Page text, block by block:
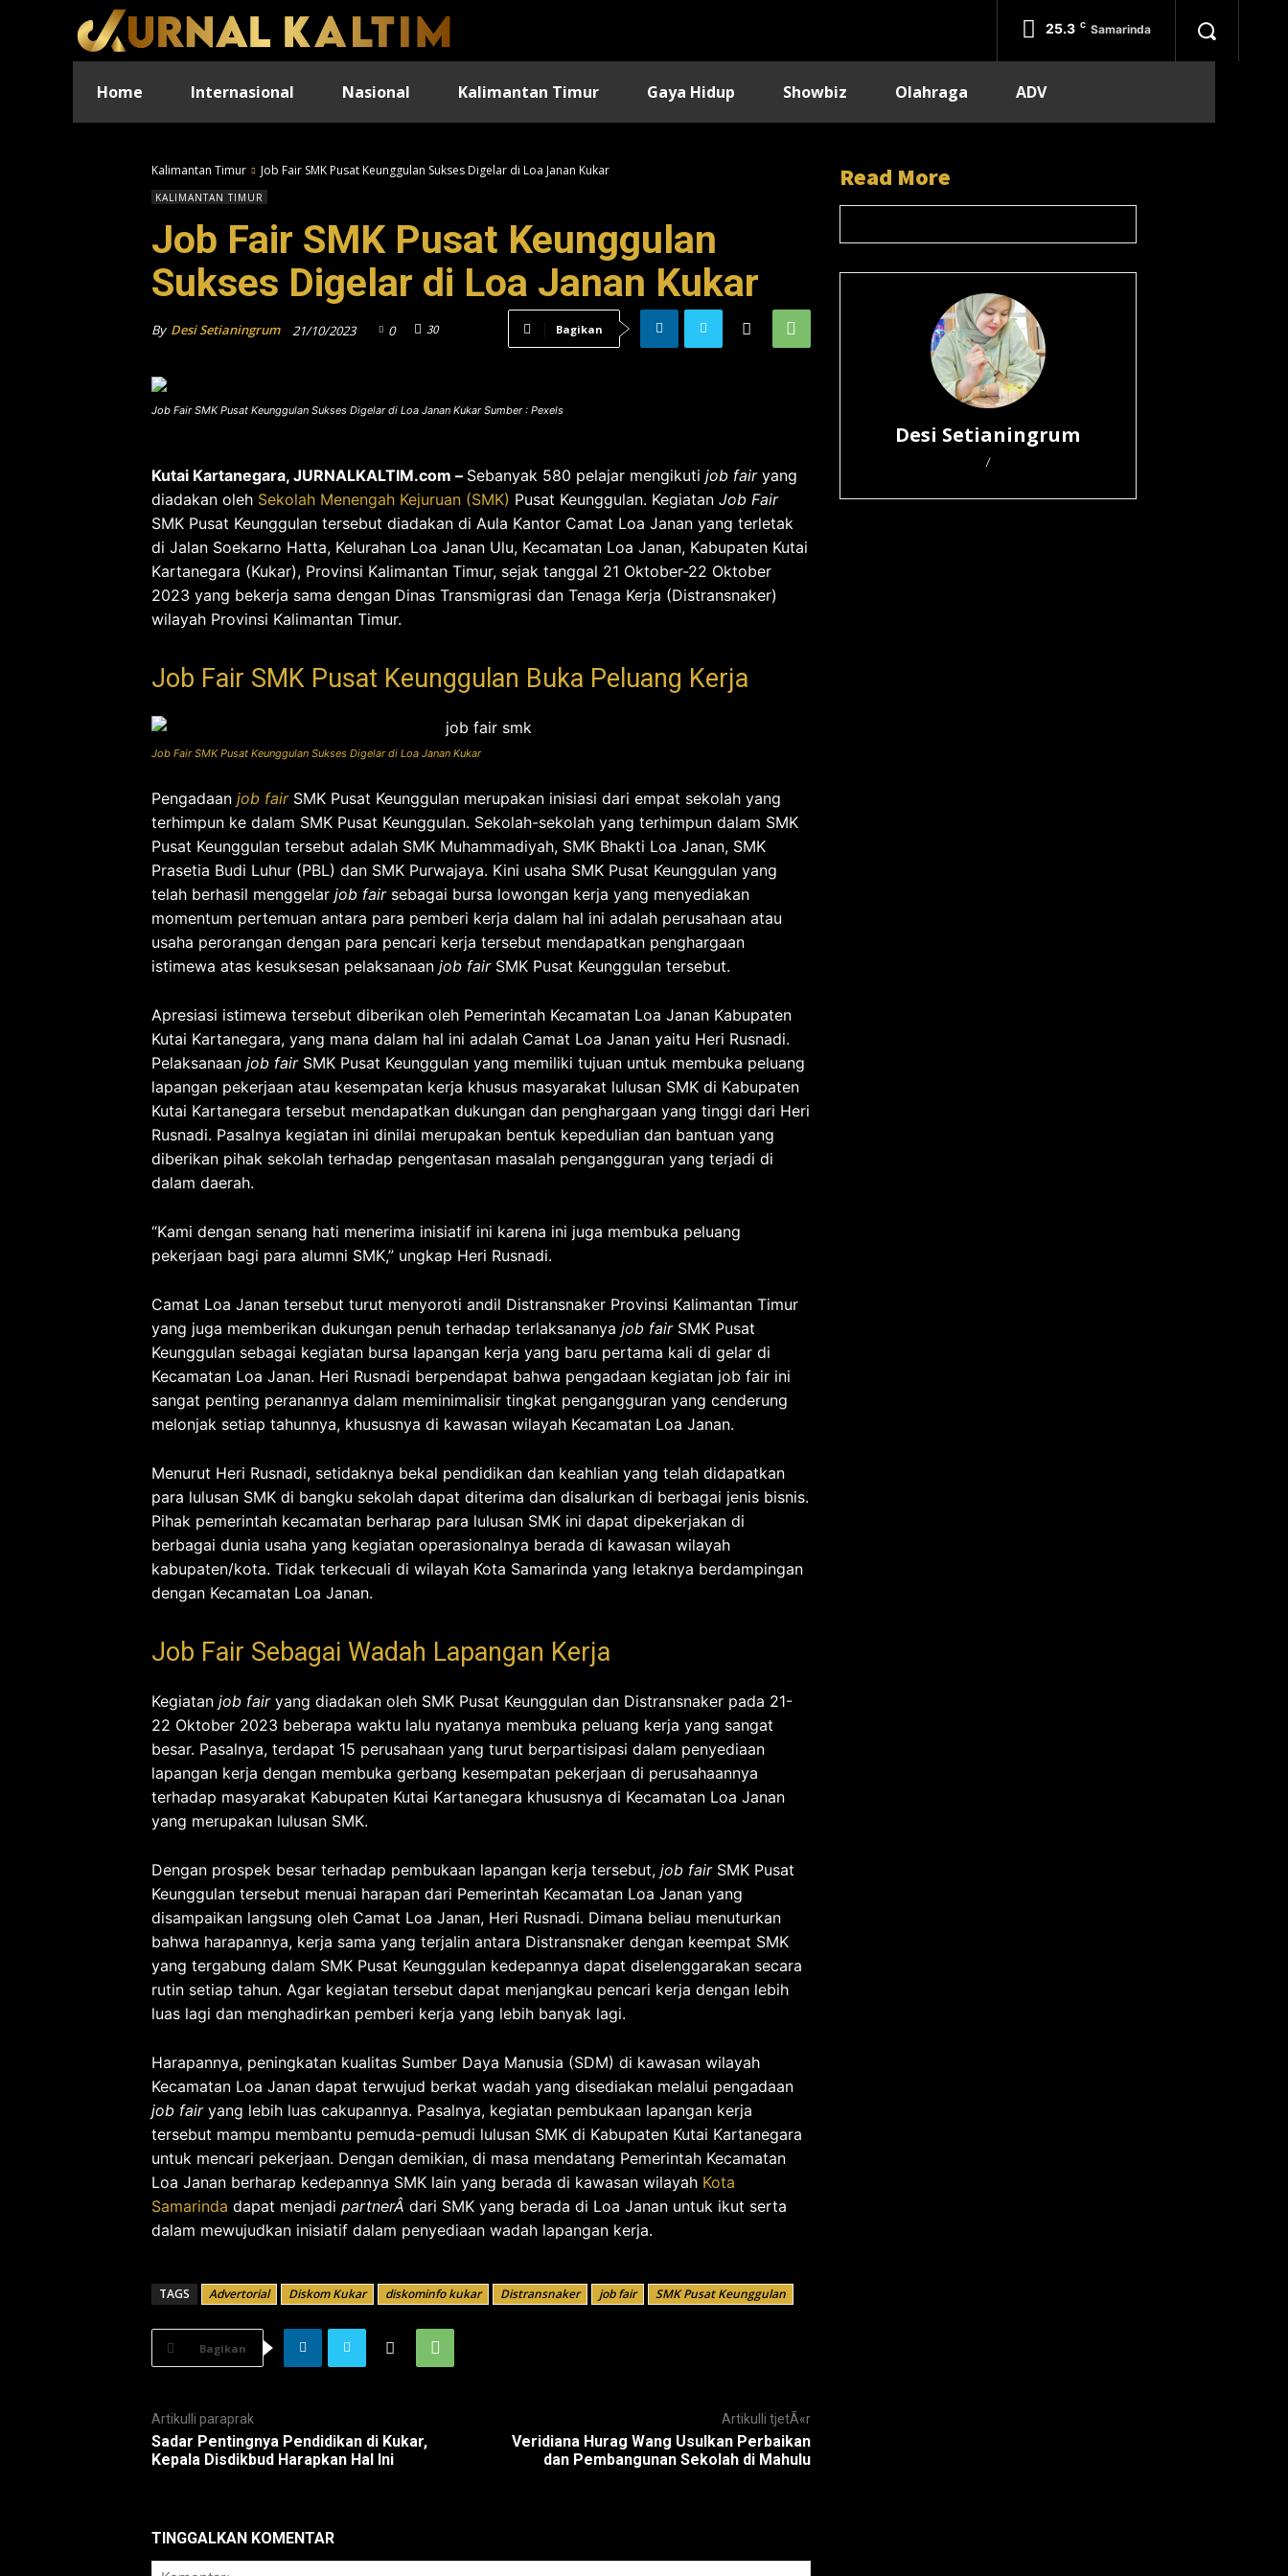
25.3 C Samarinda
Home Internasional Nasional Kalimantan Timur Gaya Hidup Showbiz Olahraga ADV
Kalimantan Timur Job Fair SMK Pusat Keunggulan Sukses Digelar di Loa Janan Kukar
KALIMANTAN TIMUR
Job Fair SMK Pusat Keunggulan
Sukses Digelar di Loa Janan Kukar
By Desi Setianingrum 21/10/2023 0 30 Bagikan
Job Fair SMK Pusat Keunggulan Sukses Digelar di Loa Janan Kukar Sumber : Pexels
Kutai Kartanegara, JURNALKALTIM.com – Sebanyak 580 pelajar mengikutijob fairyang
diadakan oleh Sekolah Menengah Kejuruan (SMK) Pusat Keunggulan. KegiatanJob Fair
SMK Pusat Keunggulan tersebut diadakan di Aula Kantor Camat Loa Janan yang terletak
di Jalan Soekarno Hatta, Kelurahan Loa Janan Ulu, Kecamatan Loa Janan, Kabupaten Kutai
Kartanegara (Kukar), Provinsi Kalimantan Timur, sejak tanggal 21 Oktober-22 Oktober
2023 yang bekerja sama dengan Dinas Transmigrasi dan Tenaga Kerja (Distransnaker)
wilayah Provinsi Kalimantan Timur.
Job Fair SMK Pusat Keunggulan Buka Peluang Kerja
Job Fair SMK Pusat Keunggulan Sukses Digelar di Loa Janan Kukar
Pengadaanjob fairSMK Pusat Keunggulan merupakan inisiasi dari empat sekolah yang
terhimpun ke dalam SMK Pusat Keunggulan. Sekolah-sekolah yang terhimpun dalam SMK
Pusat Keunggulan tersebut adalah SMK Muhammadiyah, SMK Bhakti Loa Janan, SMK
Prasetia Budi Luhur (PBL) dan SMK Purwajaya. Kini usaha SMK Pusat Keunggulan yang
telah berhasil menggelar job fairsebagai bursa lowongan kerja yang menyediakan
momentum pertemuan antara para pemberi kerja dalam hal ini adalah perusahaan atau
usaha perorangan dengan para pencari kerja tersebut mendapatkan penghargaan
istimewa atas kesuksesan pelaksanaanjob fairSMK Pusat Keunggulan tersebut.
Apresiasi istimewa tersebut diberikan oleh Pemerintah Kecamatan Loa Janan Kabupaten
Kutai Kartanegara, yang mana dalam hal ini adalah Camat Loa Janan yaitu Heri Rusnadi.
Pelaksanaan job fairSMK Pusat Keunggulan yang memiliki tujuan untuk membuka peluang
lapangan pekerjaan atau kesempatan kerja khusus masyarakat lulusan SMK di Kabupaten
Kutai Kartanegara tersebut mendapatkan dukungan dan penghargaan yang tinggi dari Heri
Rusnadi. Pasalnya kegiatan ini dinilai merupakan bentuk kepedulian dan bantuan yang
diberikan pihak sekolah terhadap pengentasan masalah pengangguran yang terjadi di
dalam daerah.
“Kami dengan senang hati menerima inisiatif ini karena ini juga membuka peluang
pekerjaan bagi para alumni SMK,” ungkap Heri Rusnadi.
Camat Loa Janan tersebut turut menyoroti andil Distransnaker Provinsi Kalimantan Timur
yang juga memberikan dukungan penuh terhadap terlaksananyajob fairSMK Pusat
Keunggulan sebagai kegiatan bursa lapangan kerja yang baru pertama kali di gelar di
Kecamatan Loa Janan. Heri Rusnadi berpendapat bahwa pengadaan kegiatan job fair ini
sangat penting peranannya dalam meminimalisir tingkat pengangguran yang cenderung
melonjak setiap tahunnya, khususnya di kawasan wilayah Kecamatan Loa Janan.
Menurut Heri Rusnadi, setidaknya bekal pendidikan dan keahlian yang telah didapatkan
para lulusan SMK di bangku sekolah dapat diterima dan disalurkan di berbagai jenis bisnis.
Pihak pemerintah kecamatan berharap para lulusan SMK ini dapat dipekerjakan di
berbagai dunia usaha yang kegiatan operasionalnya berada di kawasan wilayah
kabupaten/kota. Tidak terkecuali di wilayah Kota Samarinda yang letaknya berdampingan
dengan Kecamatan Loa Janan.
Job Fair Sebagai Wadah Lapangan Kerja
Kegiatanjob fairyang diadakan oleh SMK Pusat Keunggulan dan Distransnaker pada 21-
22 Oktober 2023 beberapa waktu lalu nyatanya membuka peluang kerja yang sangat
besar. Pasalnya, terdapat 15 perusahaan yang turut berpartisipasi dalam penyediaan
lapangan kerja dengan membuka gerbang kesempatan pekerjaan di perusahaannya
terhadap masyarakat Kabupaten Kutai Kartanegara khususnya di Kecamatan Loa Janan
yang merupakan lulusan SMK.
Dengan prospek besar terhadap pembukaan lapangan kerja tersebut,job fairSMK Pusat
Keunggulan tersebut menuai harapan dari Pemerintah Kecamatan Loa Janan yang
disampaikan langsung oleh Camat Loa Janan, Heri Rusnadi. Dimana beliau menuturkan
bahwa harapannya, kerja sama yang terjalin antara Distransnaker dengan keempat SMK
yang tergabung dalam SMK Pusat Keunggulan kedepannya dapat diselenggarakan secara
rutin setiap tahun. Agar kegiatan tersebut dapat menjangkau pencari kerja dengan lebih
luas lagi dan menghadirkan pemberi kerja yang lebih banyak lagi.
Harapannya, peningkatan kualitas Sumber Daya Manusia (SDM) di kawasan wilayah
Kecamatan Loa Janan dapat terwujud berkat wadah yang disediakan melalui pengadaan
job fairyang lebih luas cakupannya. Pasalnya, kegiatan pembukaan lapangan kerja
tersebut mampu membantu pemuda-pemudi lulusan SMK di Kabupaten Kutai Kartanegara
untuk mencari pekerjaan. Dengan demikian, di masa mendatang Pemerintah Kecamatan
Loa Janan berharap kedepannya SMK lain yang berada di kawasan wilayah Kota
Samarinda dapat menjadipartnerÂdari SMK yang berada di Loa Janan untuk ikut serta
dalam mewujudkan inisiatif dalam penyediaan wadah lapangan kerja.
TAGS Advertorial Diskom Kukar diskominfo kukar Distransnaker job fair SMK Pusat Keunggulan
Bagikan
Artikulli paraprak
Sadar Pentingnya Pendidikan di Kukar,
Kepala Disdikbud Harapkan Hal Ini
Artikulli tjetÃ«r
Veridiana Hurag Wang Usulkan Perbaikan
dan Pembangunan Sekolah di Mahulu
TINGGALKAN KOMENTAR
Read More
Desi Setianingrum
/